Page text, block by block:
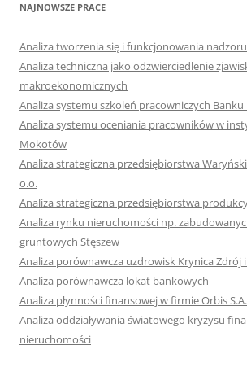
NAJNOWSZE PRACE
Analiza tworzenia się i funkcjonowania
Analiza techniczna jako odzwierciedlenie
makroekonomicznych
Analiza systemu szkoleń pracowniczych Banku
Analiza systemu oceniania pracowników w
Mokotów
Analiza strategiczna przedsiębiorstwa
o.o.
Analiza strategiczna przedsiębiorstwa
Analiza rynku nieruchomości np.
gruntowych Stęszew
Analiza porównawcza uzdrowisk Krynica Zdrój i
Analiza porównawcza lokat bankowych
Analiza płynności finansowej w firmie Orbis S.A.
Analiza oddziaływania światowego kryzysu
nieruchomości